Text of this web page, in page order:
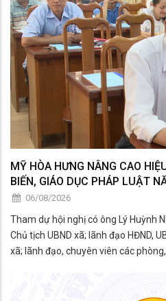
MỸ HÒA HƯNG NÂNG CAO
BIẾN, GIÁO DỤC PHÁP LUẬT
06/08/2026
Tham dự hội nghị có ông Lý Huỳnh
Chủ tịch UBND xã; lãnh đạo HĐND,
xã; lãnh đạo, chuyên viên các